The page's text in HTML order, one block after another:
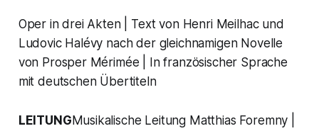
Oper in drei Akten | Text von Henri Meilhac und
Ludovic Halévy nach der gleichnamigen Novelle
von Prosper Mérimée | In französischer Sprache
mit deutschen Übertiteln
LEITUNGMusikalische Leitung Matthias Foremny |